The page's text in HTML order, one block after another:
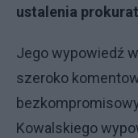
ustalenia
Jego wypowiedź
szeroko
Kowalskiego